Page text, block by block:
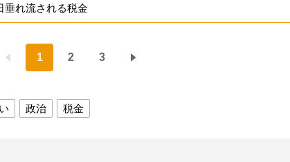
垂れ流される税金
1 2 3
政治 税金